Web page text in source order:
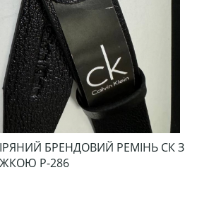
БРЕНДОВИЙ РЕМІНЬ СК З
Р-286